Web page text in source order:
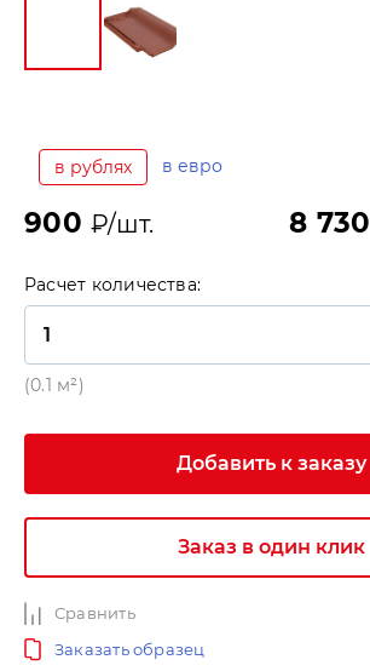
в рублях в евро
900₽/шт. 8 730
Расчет количества:
(0.1 м²)
Добавить к заказу
Заказ в один клик
Сравнить
Заказать образец